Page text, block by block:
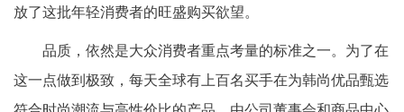
放了这批年轻消费者的旺盛购买欲望。
品质，依然是大众消费者重点考量的标准之一。为了在
这一点做到极致，每天全球有上百名买手在为韩尚优品甄选